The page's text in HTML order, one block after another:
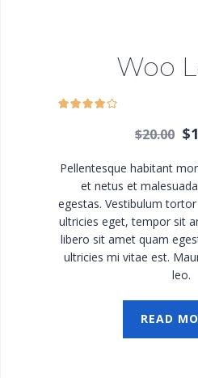
Woo
$20.00 $
Pellentesque habitant
et netus et
egestas. Vestibulum
ultricies eget, tempor sit
libero sit amet quam
ultricies mi vitae est.
leo.
READ